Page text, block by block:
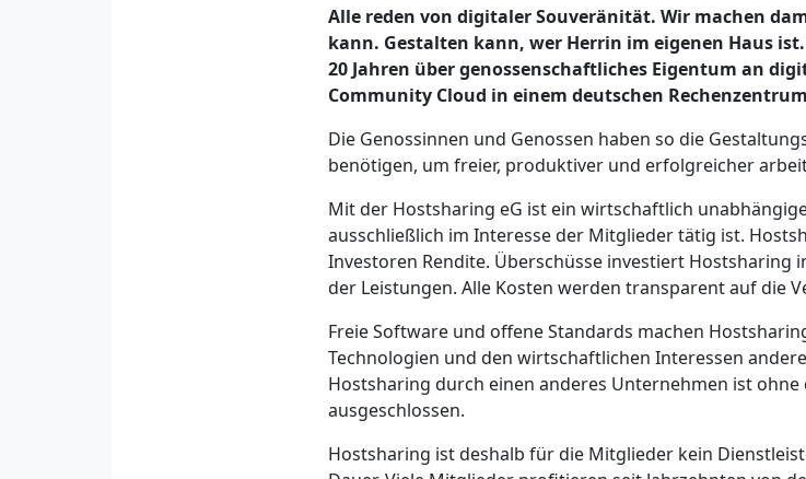
Alle reden von digitaler Souveränität. Wir machen
kann. Gestalten kann, wer Herrin im eigenen Haus
20 Jahren über genossenschaftliches Eigentum an
Community Cloud in einem deutschen
Die Genossinnen und Genossen haben so die
benötigen, um freier, produktiver und erfolgreicher
Mit der Hostsharing eG ist ein wirtschaftlich
ausschließlich im Interesse der Mitglieder tätig ist.
Investoren Rendite. Überschüsse investiert Hostsharing
der Leistungen. Alle Kosten werden transparent auf die
Freie Software und offene Standards machen
Technologien und den wirtschaftlichen Interessen
Hostsharing durch einen anderes Unternehmen ist
ausgeschlossen.
Hostsharing ist deshalb für die Mitglieder kein